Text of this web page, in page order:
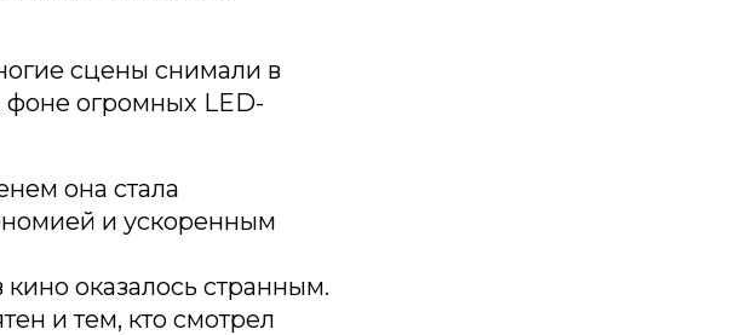
сцены снимали в
фоне огромных LED-
она стала
и ускоренным
оказалось странным.
и тем, кто смотрел